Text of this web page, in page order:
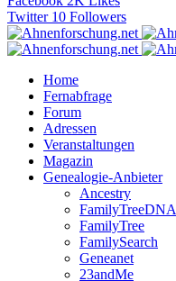
Twitter 10 Followers
Home
Fernabfrage
Forum
Adressen
Veranstaltungen
Magazin
Genealogie-Anbieter
Ancestry
FamilyTreeDNA
FamilyTree
FamilySearch
Geneanet
23andMe